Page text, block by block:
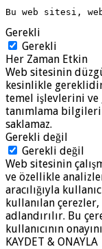
Bu web sitesi,
Gerekli
Gerekli
Her Zaman Etkin
Web sitesinin
kesinlikle
temel işlevlerini
tanımlama
saklamaz.
Gerekli değil
Gerekli değil
Web sitesinin
ve özellikle
aracılığıyla
kullanılan
adlandırılır. Bu
kullanıcının
KAYDET & ONAYLA